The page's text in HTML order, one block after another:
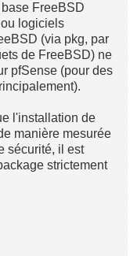
FreeBSD
logiciels
(via pkg, par
de FreeBSD) ne
pfSense (pour des
l'installation de
manière mesurée
sécurité, il est
strictement